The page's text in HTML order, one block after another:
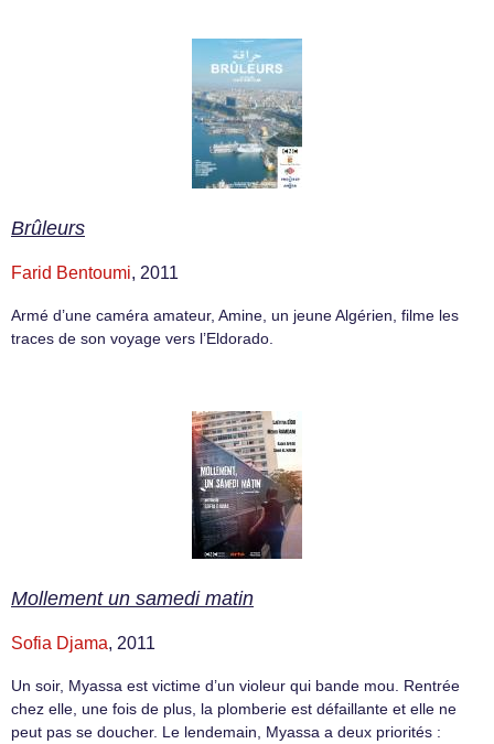
Brûleurs
Farid Bentoumi, 2011
Armé d’une caméra amateur, Amine, un jeune Algérien, filme les
traces de son voyage vers l’Eldorado.
Mollement un samedi matin
Sofia Djama, 2011
Un soir, Myassa est victime d’un violeur qui bande mou. Rentrée
chez elle, une fois de plus, la plomberie est défaillante et elle ne
peut pas se doucher. Le lendemain, Myassa a deux priorités :